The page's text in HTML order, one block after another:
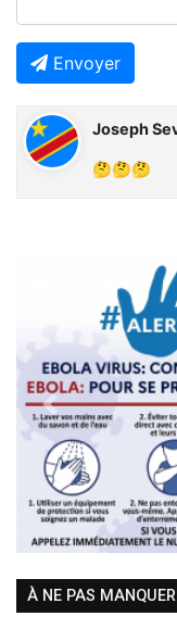
Envoyer
Joseph
🤔🤔🤔
Previous
À NE PAS MANQUER